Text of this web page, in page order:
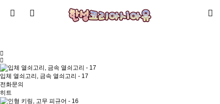
입체 열쇠고리, 금속 열쇠고리 - 17
전화문의
히트